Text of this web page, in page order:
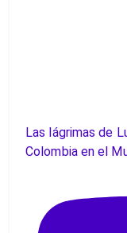
Las lágrimas de
Colombia en el